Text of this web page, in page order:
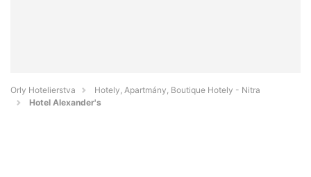
Orly Hotelierstva
Hotely, Apartmány, Boutique Hotely - Nitra
Hotel Alexander's